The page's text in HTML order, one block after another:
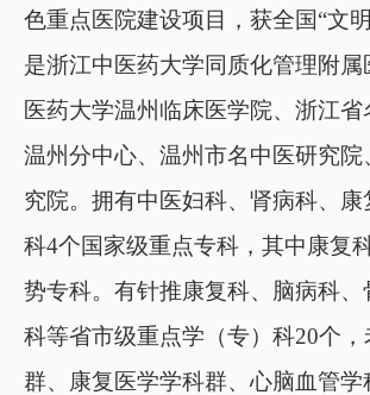
色重点医院建设项目，获全国“文
是浙江中医药大学同质化管理附属
医药大学温州临床医学院、浙江
温州分中心、温州市名中医研究
究院。拥有中医妇科、肾病科、康
科4个国家级重点专科，其中康复
势专科。有针推康复科、脑病科、
科等省市级重点学（专）科20个
群、康复医学学科群、心脑血管学